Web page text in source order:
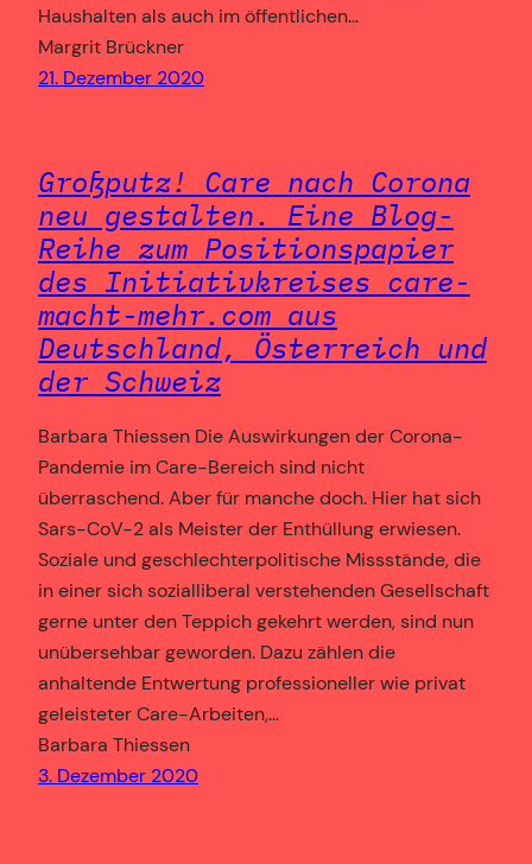
Haushalten als auch im öffentlichen…
Margrit Brückner
21. Dezember 2020
Großputz! Care nach Corona
neu gestalten. Eine Blog-
Reihe zum Positionspapier
des Initiativkreises care-
macht-mehr.com aus
Deutschland, Österreich und
der Schweiz
Barbara Thiessen Die Auswirkungen der Corona-
Pandemie im Care-Bereich sind nicht
überraschend. Aber für manche doch. Hier hat sich
Sars-CoV-2 als Meister der Enthüllung erwiesen.
Soziale und geschlechterpolitische Missstände, die
in einer sich sozialliberal verstehenden Gesellschaft
gerne unter den Teppich gekehrt werden, sind nun
unübersehbar geworden. Dazu zählen die
anhaltende Entwertung professioneller wie privat
geleisteter Care-Arbeiten,…
Barbara Thiessen
3. Dezember 2020